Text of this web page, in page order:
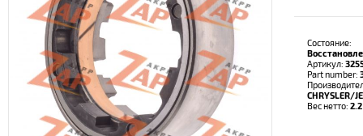
Состояние:
Артикул:
Part number:
CHRYSLER/
Вес нетто: 2.2